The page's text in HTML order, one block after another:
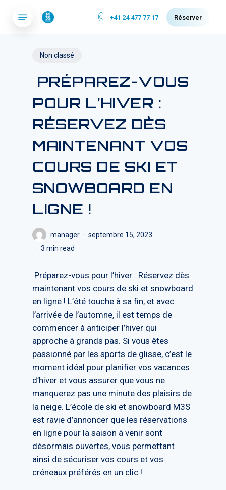
Menu +41 24 477 77 17 Réserver
Non classé
PRÉPAREZ-VOUS
POUR L’HIVER :
RÉSERVEZ DÈS
MAINTENANT VOS
COURS DE SKI ET
SNOWBOARD EN
LIGNE !
manager
septembre 15, 2023
3 min read
Préparez-vous pour l’hiver : Réservez dès
maintenant vos cours de ski et snowboard
en ligne ! L’été touche à sa fin, et avec
l’arrivée de l’automne, il est temps de
commencer à anticiper l’hiver qui
approche à grands pas. Si vous êtes
passionné par les sports de glisse, c’est le
moment idéal pour planifier vos vacances
d’hiver et vous assurer que vous ne
manquerez pas une minute des plaisirs de
la neige. L’école de ski et snowboard M3S
est ravie d’annoncer que les réservations
en ligne pour la saison à venir sont
désormais ouvertes, vous permettant
ainsi de sécuriser vos cours et vos
créneaux préférés en un clic !